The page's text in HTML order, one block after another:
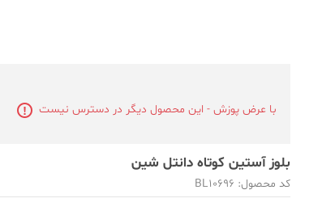
با عرض پوزش - این محصول دیگر در دسترس نیست
بلوز آستین کوتاه دانتل شین
کد محصول: BL10696